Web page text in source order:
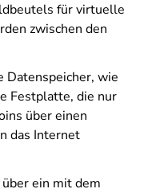
für virtuelle
zwischen den
Datenspeicher, wie
Festplatte, die nur
über einen
das Internet
ein mit dem